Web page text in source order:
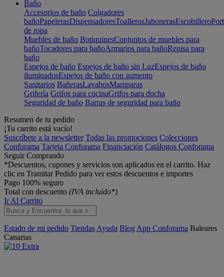
Baño
Accesorios de baño Colgadores
bañoPapelerasDispensadoresToallerosJabonerasEscobillero
de ropa
Muebles de baño BotiquinesConjuntos de muebles para
bañoTocadores para bañoArmarios para bañoRepisa para
baño
Espejos de baño Espejos de baño sin LuzEspejos de baño
iluminadosEspejos de baño con aumento
Sanitarios BañerasLavabosMamparas
Grifería Grifos para cocinaGrifos para ducha
Seguridad de baño Barras de seguridad para baño
Resumen de tu pedido
¡Tu carrito está vacío!
Suscríbete a la newsletter Todas las promociones Colecciones
Conforama Tarjeta Conforama Financiación Catálogos Conforama
Seguir Comprando
*Descuentos, cupones y servicios son aplicados en el carrito. Haz
clic en Tramitar Pedido para ver estos descuentos e importes
Pago 100% seguro
Total con descuento (IVA incluido*)
Ir Al Carrito
Estado de mi pedido Tiendas Ayuda Blog App Conforama Baleares
Canarias